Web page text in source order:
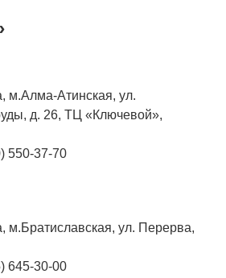
м.Алма-Атинская, ул.
д. 26, ТЦ «Ключевой»,
550-37-70
м.Братиславская, ул. Перерва,
645-30-00